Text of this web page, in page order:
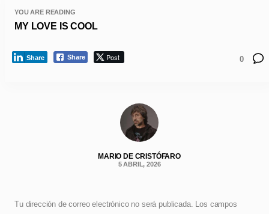
YOU ARE READING
MY LOVE IS COOL
Share Post
Share 0
MARIO DE CRISTÓFARO
5 ABRIL, 2026
Tu dirección de correo electrónico no será publicada. Los campos